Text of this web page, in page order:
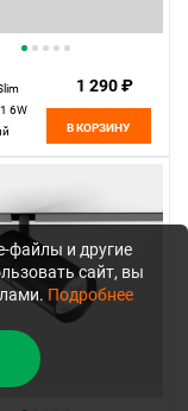
6W
1 290 ₽
В КОРЗИНУ
файлы и другие
сайт, вы
Подробнее